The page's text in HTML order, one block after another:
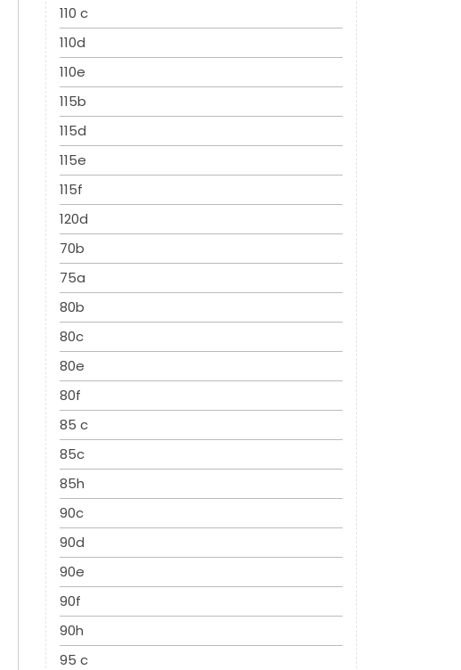
110 c
110d
110e
115b
115d
115e
115f
120d
70b
75a
80b
80c
80e
80f
85 c
85c
85h
90c
90d
90e
90f
90h
95 c